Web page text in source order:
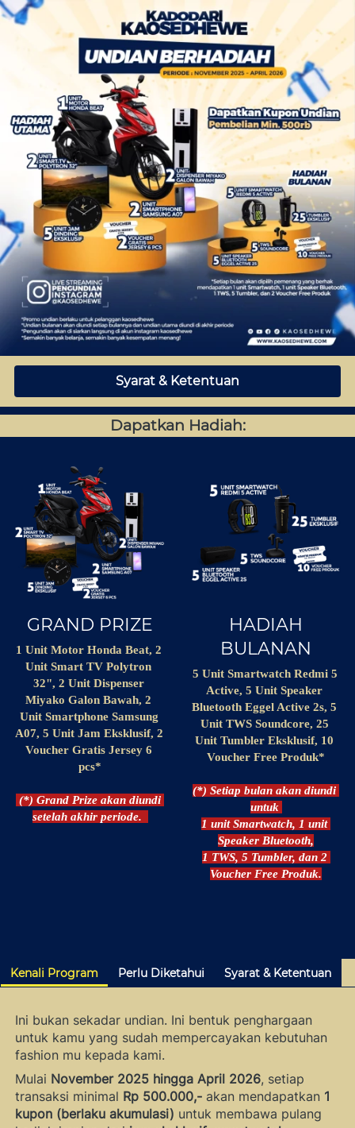
`
Syarat & Ketentuan
Dapatkan Hadiah:
GRAND PRIZE
1 Unit Motor Honda Beat, 2
Unit Smart TV Polytron
32", 2 Unit Dispenser
Miyako Galon Bawah, 2
Unit Smartphone Samsung
A07, 5 Unit Jam Eksklusif, 2
Voucher Gratis Jersey 6
pcs*
(*) Grand Prize akan diundi
setelah akhir periode.
HADIAH
BULANAN
5 Unit Smartwatch Redmi 5
Active, 5 Unit Speaker
Bluetooth Eggel Active 2s, 5
Unit TWS Soundcore, 25
Unit Tumbler Eksklusif, 10
Voucher Free Produk*
(*) Setiap bulan akan diundi
untuk
1 unit Smartwatch, 1 unit
Speaker Bluetooth,
1 TWS, 5 Tumbler, dan 2
Voucher Free Produk.
Kenali Program Perlu Diketahui Syarat & Ketentuan
Ini bukan sekadar undian. Ini bentuk penghargaan
untuk kamu yang sudah mempercayakan kebutuhan
fashion mu kepada kami.
Mulai November 2025 hingga April 2026, setiap
transaksi minimal Rp 500.000,- akan mendapatkan 1
kupon (berlaku akumulasi) untuk membawa pulang